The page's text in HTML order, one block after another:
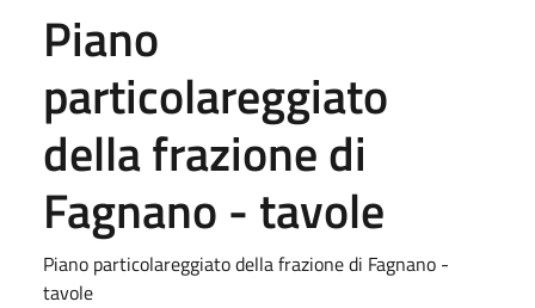
Piano
particolareggiato
della frazione di
Fagnano - tavole
Piano particolareggiato della frazione di Fagnano -
tavole